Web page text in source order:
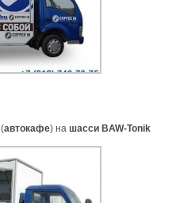
(автокафе) на шасси BAW-Tonik